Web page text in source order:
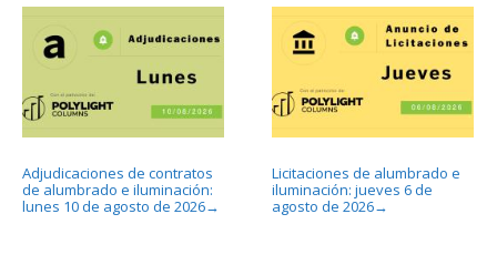
Adjudicaciones de contratos
de alumbrado e iluminación:
lunes 10 de agosto de 2026→
Licitaciones de alumbrado e
iluminación: jueves 6 de
agosto de 2026→